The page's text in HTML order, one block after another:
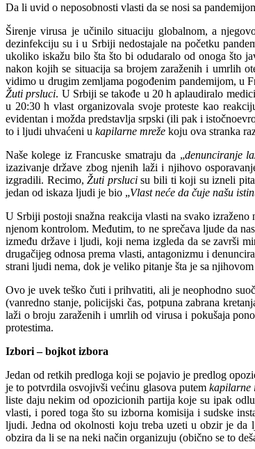
Da li uvid o neposobnosti vlasti da se nosi sa
Širenje virusa je učinilo situaciju globalnom, a
dezinfekciju su i u Srbiji nedostajale na početku
ukoliko iskažu bilo šta što bi odudaralo od onoga što
nakon kojih se situacija sa brojem zaraženih i umrlih
vidimo u drugim zemljama pogođenim pandemijom, u
Žuti prsluci. U Srbiji se takođe u 20 h aplaudiralo
u 20:30 h vlast organizovala svoje proteste kao
evidentan i možda predstavlja srpski (ili pak i
to i ljudi uhvaćeni u kapilarne mreže koju ova stranka
Naše kolege iz Francuske smatraju da „denunciranje
izazivanje države zbog njenih laži i njihovo
izgradili. Recimo,Žuti prslucisu bili ti koji su izneli
jedan od iskaza ljudi je bio „Vlast neće da čuje našu
U Srbiji postoji snažna reakcija vlasti na svako
njenom kontrolom. Međutim, to ne sprečava ljude da
između države i ljudi, koji nema izgleda da se završi
drugačijeg odnosa prema vlasti, antagonizmu i
strani ljudi nema, dok je veliko pitanje šta je sa
Ovo je uvek teško čuti i prihvatiti, ali je neophodno
(vanredno stanje, policijski čas, potpuna zabrana
laži o broju zaraženih i umrlih od virusa i pokušaja
protestima.
Izbori – bojkot izbora
Jedan od retkih predloga koji se pojavio je predlog
je to potvrdila osvojivši većinu glasova putem kapilarne
liste daju nekim od opozicionih partija koje su ipak
vlasti, i pored toga što su izborna komisija i sudske
ljudi. Jedna od okolnosti koju treba uzeti u obzir je
obzira da li se na neki način organizuju (obično se to